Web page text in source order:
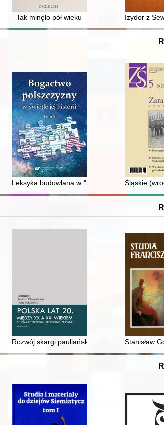
na rzecz Mazurów działdowskich w latach
Tak minęło pół wieku Izydor z
drugiej połowy XIX wieku
Leksyka budowlana w "Słowniku polszczyzny
Śląskie
historii Pomorza i krajów bałtyckich. T. 86, z. 4
Rozwój skargi pauliańskiej w prawie polskim :
Stanisław